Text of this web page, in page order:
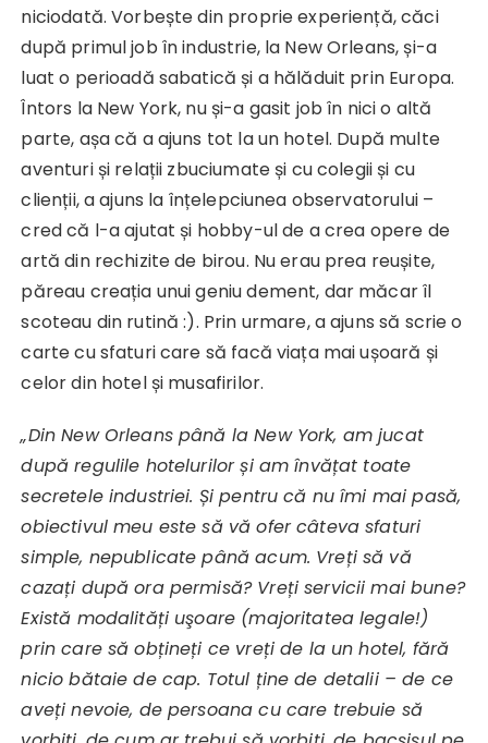
niciodată. Vorbește din proprie experiență, căci
după primul job în industrie, la New Orleans, și-a
luat o perioadă sabatică și a hălăduit prin Europa.
Întors la New York, nu și-a gasit job în nici o altă
parte, așa că a ajuns tot la un hotel. După multe
aventuri și relații zbuciumate și cu colegii și cu
clienții, a ajuns la înțelepciunea observatorului –
cred că l-a ajutat și hobby-ul de a crea opere de
artă din rechizite de birou. Nu erau prea reușite,
păreau creația unui geniu dement, dar măcar îl
scoteau din rutină :). Prin urmare, a ajuns să scrie o
carte cu sfaturi care să facă viața mai ușoară și
celor din hotel și musafirilor.
„Din New Orleans până la New York, am jucat
după regulile hotelurilor și am învățat toate
secretele industriei. Și pentru că nu îmi mai pasă,
obiectivul meu este să vă ofer câteva sfaturi
simple, nepublicate până acum. Vreți să vă
cazați după ora permisă? Vreți servicii mai bune?
Există modalități uşoare (majoritatea legale!)
prin care să obțineți ce vreți de la un hotel, fără
nicio bătaie de cap. Totul ține de detalii – de ce
aveți nevoie, de persoana cu care trebuie să